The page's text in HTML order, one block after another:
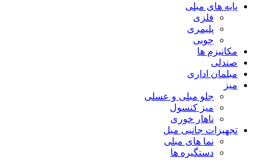
پایه های مبلی
فلزی
پلیمری
چوبی
مکانیزم ها
صندلی
مبلمان اداری
میز
جلو مبلی و عسلی
میز کنسول
ناهار خوری
تجهیزات جانبی مبل
نما های مبلی
دستگیره ها